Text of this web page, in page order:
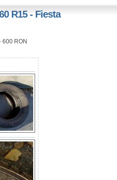
R15 - Fiesta
600 RON